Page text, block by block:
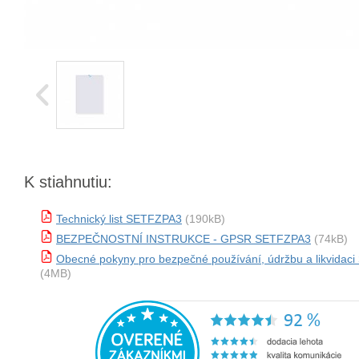
K stiahnutiu:
Technický list SETFZPA3 (190kB)
BEZPEČNOSTNÍ INSTRUKCE - GPSR SETFZPA3 (74kB)
Obecné pokyny pro bezpečné používání, údržbu a likvidaci
(4MB)